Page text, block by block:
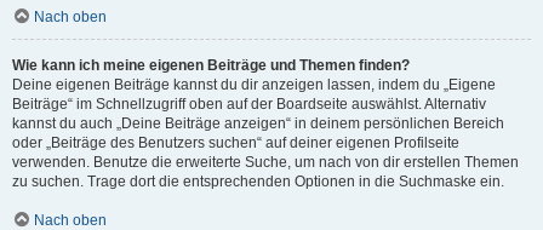
Nach oben
Wie kann ich meine eigenen Beiträge und Themen finden?
Deine eigenen Beiträge kannst du dir anzeigen lassen, indem du „Eigene
Beiträge“ im Schnellzugriff oben auf der Boardseite auswählst. Alternativ
kannst du auch „Deine Beiträge anzeigen“ in deinem persönlichen Bereich
oder „Beiträge des Benutzers suchen“ auf deiner eigenen Profilseite
verwenden. Benutze die erweiterte Suche, um nach von dir erstellen Themen
zu suchen. Trage dort die entsprechenden Optionen in die Suchmaske ein.
Nach oben